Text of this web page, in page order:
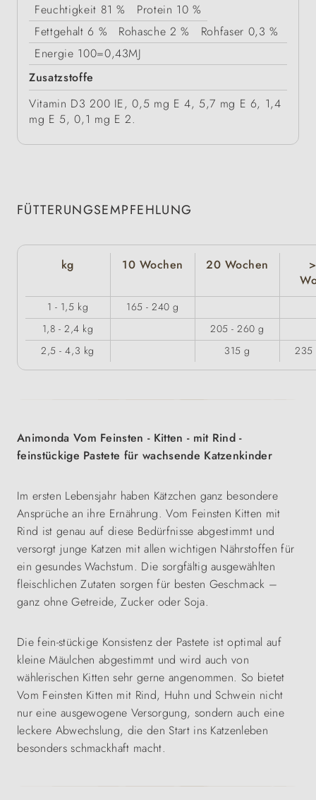
Feuchtigkeit 81 % Protein 10 %
Fettgehalt 6 % Rohasche 2 % Rohfaser 0,3 %
Energie 100=0,43MJ
Zusatzstoffe
Vitamin D3 200 IE, 0,5 mg E 4, 5,7 mg E 6, 1,4
mg E 5, 0,1 mg E 2.
FÜTTERUNGSEMPFEHLUNG
kg 10 Wochen 20 Wochen
1 - 1,5 kg
165 - 240 g
1,8 - 2,4 kg
205 - 260 g
2,5 - 4,3 kg
315 g 235
Animonda Vom Feinsten - Kitten - mit Rind -
feinstückige Pastete für wachsende Katzenkinder
Im ersten Lebensjahr haben Kätzchen ganz besondere
Ansprüche an ihre Ernährung. Vom Feinsten Kitten mit
Rind ist genau auf diese Bedürfnisse abgestimmt und
versorgt junge Katzen mit allen wichtigen Nährstoffen für
ein gesundes Wachstum. Die sorgfältig ausgewählten
fleischlichen Zutaten sorgen für besten Geschmack –
ganz ohne Getreide, Zucker oder Soja.
Die fein-stückige Konsistenz der Pastete ist optimal auf
kleine Mäulchen abgestimmt und wird auch von
wählerischen Kitten sehr gerne angenommen. So bietet
Vom Feinsten Kitten mit Rind, Huhn und Schwein nicht
nur eine ausgewogene Versorgung, sondern auch eine
leckere Abwechslung, die den Start ins Katzenleben
besonders schmackhaft macht.